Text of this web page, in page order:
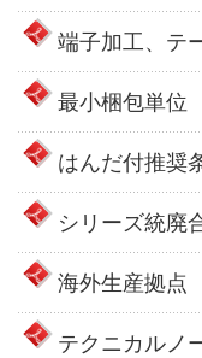
端子加工、テ
最小梱包単位
はんだ付推奨
シリーズ統廃
海外生産拠点
テクニカルノ